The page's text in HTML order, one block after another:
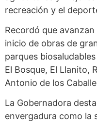
recreación y el
Recordó que
inicio de obras de
parques
El Bosque, El Llanito,
Antonio de los
La Gobernadora
envergadura como la